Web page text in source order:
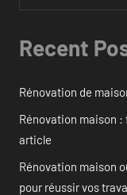
Recent
Rénovation de
Rénovation maison
article
Rénovation maison
pour réussir vos